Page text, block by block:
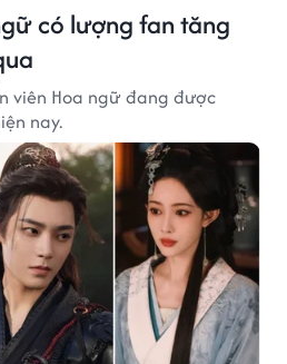
có lượng fan tăng
viên Hoa ngữ đang được
nay.